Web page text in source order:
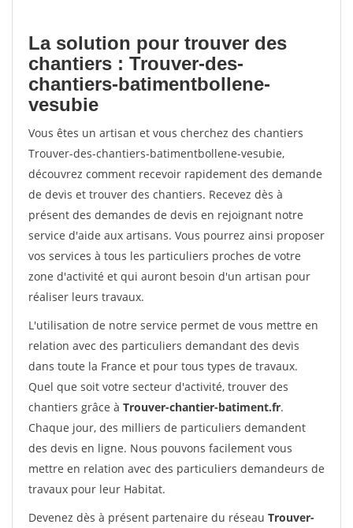
La solution pour trouver des
chantiers : Trouver-des-
chantiers-batimentbollene-
vesubie
Vous êtes un artisan et vous cherchez des chantiers
Trouver-des-chantiers-batimentbollene-vesubie,
découvrez comment recevoir rapidement des demande
de devis et trouver des chantiers. Recevez dès à
présent des demandes de devis en rejoignant notre
service d'aide aux artisans. Vous pourrez ainsi proposer
vos services à tous les particuliers proches de votre
zone d'activité et qui auront besoin d'un artisan pour
réaliser leurs travaux.
L'utilisation de notre service permet de vous mettre en
relation avec des particuliers demandant des devis
dans toute la France et pour tous types de travaux.
Quel que soit votre secteur d'activité, trouver des
chantiers grâce à Trouver-chantier-batiment.fr.
Chaque jour, des milliers de particuliers demandent
des devis en ligne. Nous pouvons facilement vous
mettre en relation avec des particuliers demandeurs de
travaux pour leur Habitat.
Devenez dès à présent partenaire du réseau Trouver-